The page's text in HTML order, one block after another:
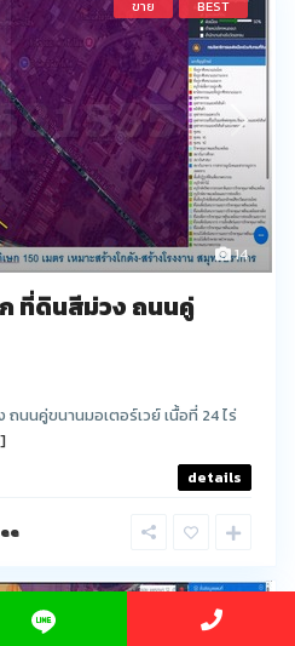
14
ขาย BEST
ที่ดินสีม่วง ถนนคู่
นนคู่ขนานมอเตอร์เวย์ เนื้อที่ 24 ไร่
details
BEST